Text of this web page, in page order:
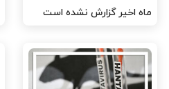
ماه اخیر گزارش نشده است